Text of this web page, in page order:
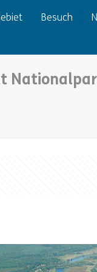
Besuch